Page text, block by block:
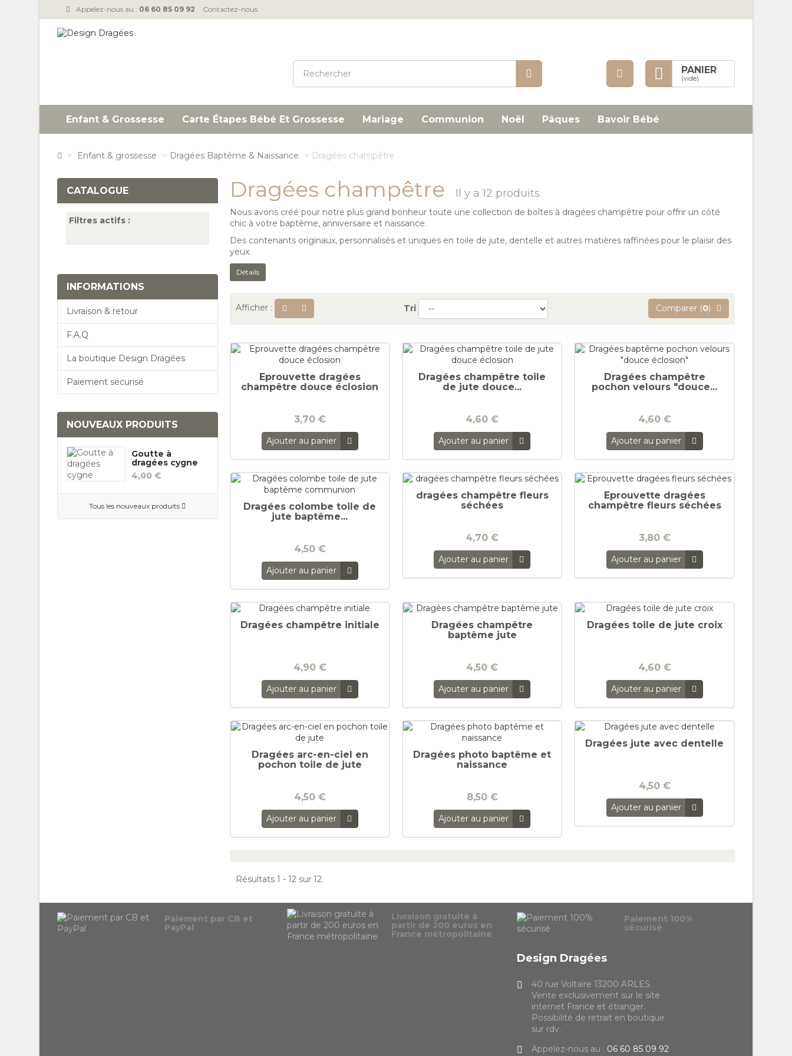
Appelez-nous au : 06 60 85 09 92 Contactez-nous
PANIER
(vide)
Mon
compte
Enfant & Grossesse Carte Étapes Bébé Et Grossesse Mariage Communion Noël Pâques Bavoir Bébé
> Enfant & grossesse > Dragées Baptême & Naissance > Dragées champêtre
CATALOGUE
Filtres actifs :
INFORMATIONS
Livraison & retour
F.A.Q
La boutique Design Dragées
Paiement sécurisé
NOUVEAUX PRODUITS
Goutte à
dragées cygne
4,00 €
Tous les nouveaux produits
Dragées champêtre Il y a 12 produits.
Nous avons créé pour notre plus grand bonheur toute une collection de boîtes à dragées champêtre pour offrir un côté
chic à votre baptême, anniversaire et naissance.
Des contenants originaux, personnalisés et uniques en toile de jute, dentelle et autres matières raffinées pour le plaisir des
yeux.
Détails
Afficher : Tri Comparer (0)
Eprouvette dragées
champêtre douce éclosion
3,70 €
Ajouter au panier
Dragées champêtre toile
de jute douce...
4,60 €
Ajouter au panier
Dragées champêtre
pochon velours "douce...
4,60 €
Ajouter au panier
Dragées colombe toile de
jute baptême...
4,50 €
Ajouter au panier
dragées champêtre fleurs
séchées
4,70 €
Ajouter au panier
Eprouvette dragées
champêtre fleurs séchées
3,80 €
Ajouter au panier
Dragées champêtre initiale
4,90 €
Ajouter au panier
Dragées champêtre
baptême jute
4,50 €
Ajouter au panier
Dragées toile de jute croix
4,60 €
Ajouter au panier
Dragées arc-en-ciel en
pochon toile de jute
4,50 €
Ajouter au panier
Dragées photo baptême et
naissance
8,50 €
Ajouter au panier
Dragées jute avec dentelle
4,50 €
Ajouter au panier
Résultats 1 - 12 sur 12.
Paiement par CB et
PayPal
Livraison gratuite à
partir de 200 euros en
France métropolitaine
Paiement 100%
sécurisé
Design Dragées
40 rue Voltaire 13200 ARLES.
Vente exclusivement sur le site
internet France et étranger.
Possibilité de retrait en boutique
sur rdv.
Appelez-nous au : 06 60 85 09 92